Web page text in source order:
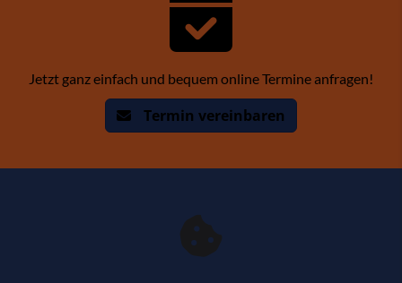
Jetzt ganz einfach und bequem online Termine anfragen!
Termin vereinbaren